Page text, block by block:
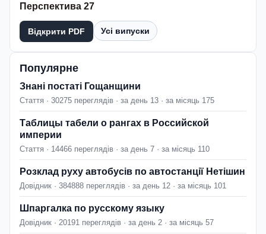
Перспектива 27
Відкрити PDF Усі випуски
Популярне
Знані постаті Гощанщини
Стаття · 30275 переглядів · за день 13 · за місяць 175
Таблицы табели о рангах в Российской
империи
Стаття · 14466 переглядів · за день 7 · за місяць 110
Розклад руху автобусів по автостанції Нетішин
Довідник · 384888 переглядів · за день 12 · за місяць 101
Шпаргалка по русскому языку
Довідник · 20191 переглядів · за день 2 · за місяць 57